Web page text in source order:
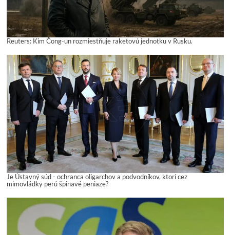
Reuters: Kim Čong-un rozmiestňuje raketovú jednotku v Rusku.
Je Ústavný súd - ochranca oligarchov a podvodníkov, ktorí cez
mimovládky perú špinavé peniaze?